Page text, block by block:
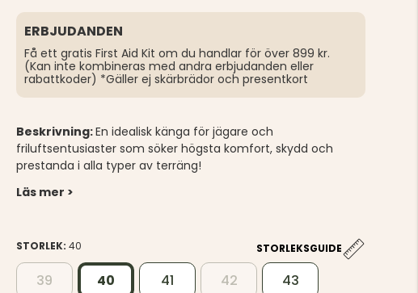
ERBJUDANDEN
Få ett gratis First Aid Kit om du handlar för över 899 kr.
(Kan inte kombineras med andra erbjudanden eller
rabattkoder) *Gäller ej skärbrädor och presentkort
Beskrivning:En idealisk känga för jägare och
friluftsentusiaster som söker högsta komfort, skydd och
prestanda i alla typer av terräng!
Läs mer >
STORLEK:40 STORLEKSGUIDE
39 40 41 42 43